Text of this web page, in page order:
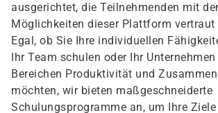
ausgerichtet, die Teilnehmenden mit
Möglichkeiten dieser Plattform vertraut
Egal, ob Sie Ihre individuellen
Ihr Team schulen oder Ihr
Bereichen Produktivität und
möchten, wir bieten maßgeschneiderte
Schulungsprogramme an, um Ihre